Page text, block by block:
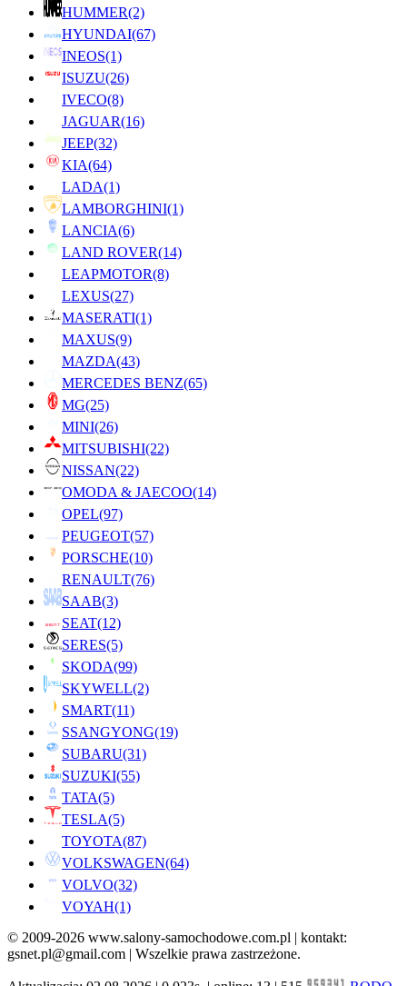
HUMMER(2)
HYUNDAI(67)
INEOS(1)
ISUZU(26)
IVECO(8)
JAGUAR(16)
JEEP(32)
KIA(64)
LADA(1)
LAMBORGHINI(1)
LANCIA(6)
LAND ROVER(14)
LEAPMOTOR(8)
LEXUS(27)
MASERATI(1)
MAXUS(9)
MAZDA(43)
MERCEDES BENZ(65)
MG(25)
MINI(26)
MITSUBISHI(22)
NISSAN(22)
OMODA & JAECOO(14)
OPEL(97)
PEUGEOT(57)
PORSCHE(10)
RENAULT(76)
SAAB(3)
SEAT(12)
SERES(5)
SKODA(99)
SKYWELL(2)
SMART(11)
SSANGYONG(19)
SUBARU(31)
SUZUKI(55)
TATA(5)
TESLA(5)
TOYOTA(87)
VOLKSWAGEN(64)
VOLVO(32)
VOYAH(1)
© 2009-2026 www.salony-samochodowe.com.pl | kontakt:
gsnet.pl@gmail.com | Wszelkie prawa zastrzeżone.